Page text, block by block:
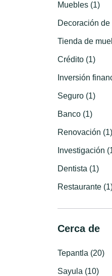
Muebles (1)
Decoración
Tienda de
Crédito (1)
Inversión
Seguro (1)
Banco (1)
Renovación (1)
Investigación
Dentista (1)
Restaurante
Cerca de
Tepantla (20)
Sayula (10)